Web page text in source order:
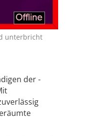
unterbricht
der